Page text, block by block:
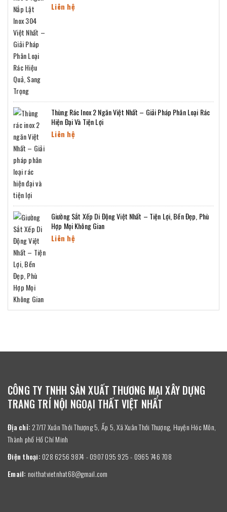
Liên hệ
Thùng Rác Inox 2 Ngăn Việt Nhất – Giải Pháp Phân Loại Rác
Hiện Đại Và Tiện Lợi
Liên hệ
Giường Sắt Xếp Di Động Việt Nhất – Tiện Lợi, Bền Đẹp, Phù
Hợp Mọi Không Gian
Liên hệ
CÔNG TY TNHH SẢN XUẤT THƯƠNG MẠI XÂY DỰNG
TRANG TRÍ NỘI NGOẠI THẤT VIỆT NHẤT
Địa chỉ: 27/17 Xuân Thới Thượng 5, Ấp 5, Xã Xuân Thới Thượng, Huyện Hóc Môn,
Thành phố Hồ Chí Minh
Điện thoại: 028 6256 9874 - 0907 095 925 - 0965 746 708
Email: noithatvietnhat68@gmail.com